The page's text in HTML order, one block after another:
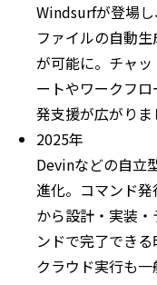
Windsurfが登場
ファイルの自動
が可能に。チャ
ートやワークフ
発支援が広がりま
2025年
Devinなどの自立
進化。コマンド
から設計・実装
ンドで完了でき
クラウド実行も